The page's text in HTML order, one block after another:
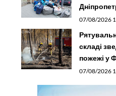
07/08/2026
складі
пожежі у
07/08/2026